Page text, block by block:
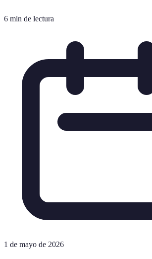
6 min de lectura
1 de mayo de 2026